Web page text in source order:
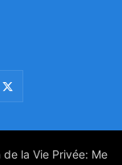
la Vie Privée: Me